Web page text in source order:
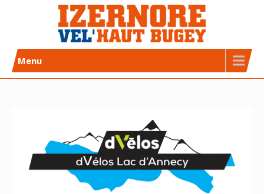
Izernore Vel’Haut Bugey
CLUB DE CYCLISME AFFILIÉ FFC
Menu